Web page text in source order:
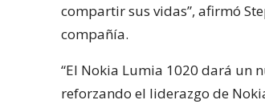
compartir sus vidas”, afirmó
compañía.
“El Nokia Lumia 1020 dará un
reforzando el liderazgo de